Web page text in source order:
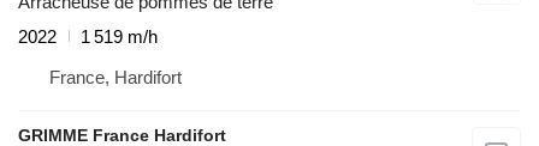
2022
1 519 m/h
France, Hardifort
GRIMME France Hardifort